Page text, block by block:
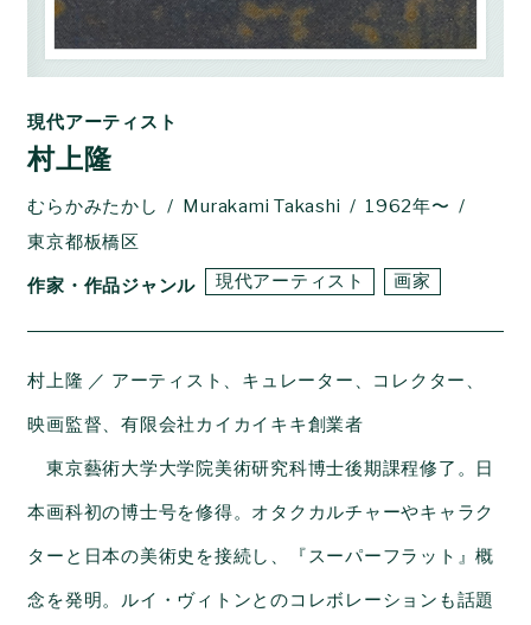
現代アーティスト
村上隆
むらかみたかし Murakami Takashi
1962年〜
東京都板橋区
作家・作品ジャンル 現代アーティスト 画家
村上隆 ／ アーティスト、キュレーター、コレクター、
映画監督、有限会社カイカイキキ創業者
東京藝術大学大学院美術研究科博士後期課程修了。日
本画科初の博士号を修得。オタクカルチャーやキャラク
ターと日本の美術史を接続し、『スーパーフラット』概
念を発明。ルイ・ヴィトンとのコレボレーションも話題